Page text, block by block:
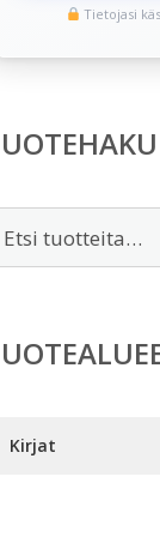
Tietojasi
Kirjat